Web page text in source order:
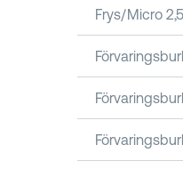
Frys/Micro